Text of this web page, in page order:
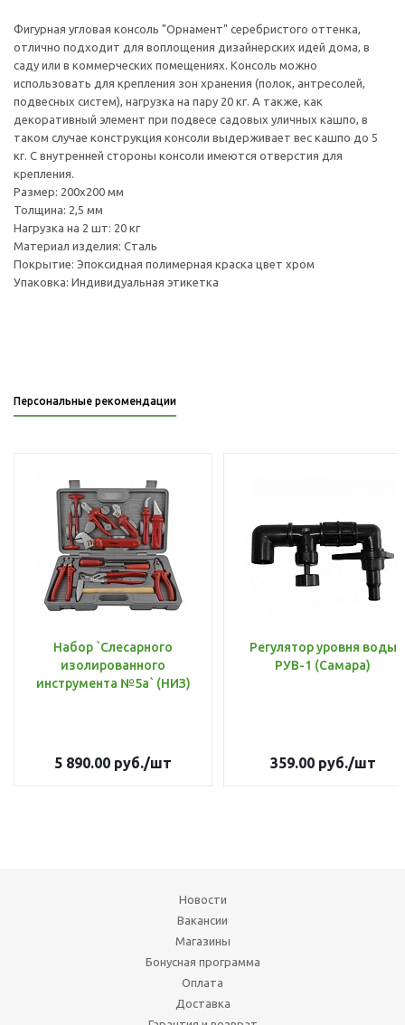
Фигурная угловая консоль "Орнамент" серебристого оттенка,
отлично подходит для воплощения дизайнерских идей дома, в
саду или в коммерческих помещениях. Консоль можно
использовать для крепления зон хранения (полок, антресолей,
подвесных систем), нагрузка на пару 20 кг. А также, как
декоративный элемент при подвесе садовых уличных кашпо, в
таком случае конструкция консоли выдерживает вес кашпо до 5
кг. С внутренней стороны консоли имеются отверстия для
крепления.
Размер: 200х200 мм
Толщина: 2,5 мм
Нагрузка на 2 шт: 20 кг
Материал изделия: Сталь
Покрытие: Эпоксидная полимерная краска цвет хром
Упаковка: Индивидуальная этикетка
Персональные рекомендации
Набор `Слесарного
изолированного
инструмента №5а` (НИЗ)
5 890.00 руб./шт
Регулятор уровня воды
РУВ-1 (Самара)
359.00руб./шт
Новости
Вакансии
Магазины
Бонусная программа
Оплата
Доставка